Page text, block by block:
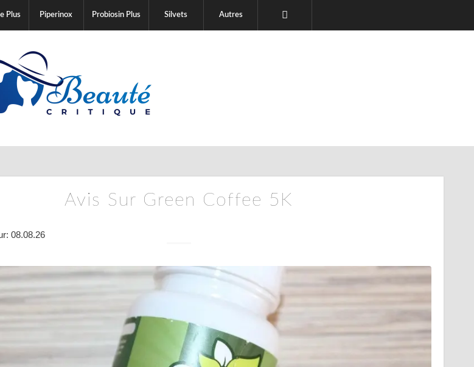
Plus Piperinox Probiosin Plus Silvets Autres
Avis Sur Green Coffee 5K
08.08.26